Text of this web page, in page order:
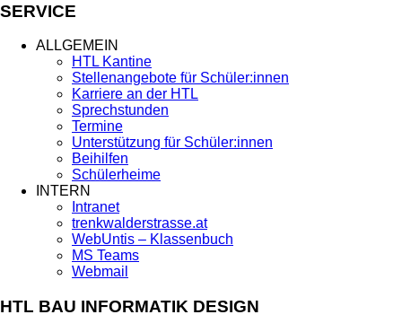
SERVICE
ALLGEMEIN
HTL Kantine
Stellenangebote für Schüler:innen
Karriere an der HTL
Sprechstunden
Termine
Unterstützung für Schüler:innen
Beihilfen
Schülerheime
INTERN
Intranet
trenkwalderstrasse.at
WebUntis – Klassenbuch
MS Teams
Webmail
HTL BAU INFORMATIK DESIGN